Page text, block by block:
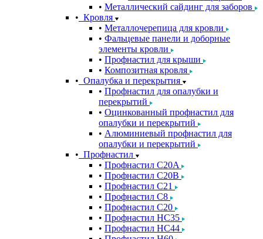
Металлический сайдинг для заборов
Кровля
Металлочерепица для кровли
Фальцевые панели и доборные
элементы кровли
Профнастил для крыши
Композитная кровля
Опалубка и перекрытия
Профнастил для опалубки и
перекрытий
Оцинкованный профнастил для
опалубки и перекрытий
Алюминиевый профнастил для
опалубки и перекрытий
Профнастил
Профнастил С20A
Профнастил С20B
Профнастил С21
Профнастил С8
Профнастил С20
Профнастил НС35
Профнастил НС44